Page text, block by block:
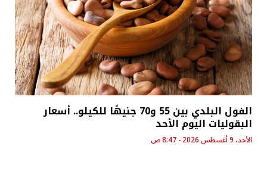
الفول البلدي بين 55 و70 جنيهًا للكيلو.. أسعار
البقوليات اليوم الأحد
الأحد، 9 أغسطس 2026 - 8:47 ص